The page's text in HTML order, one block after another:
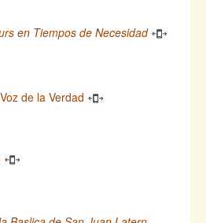
en Tiempos de Necesidad
de la Verdad